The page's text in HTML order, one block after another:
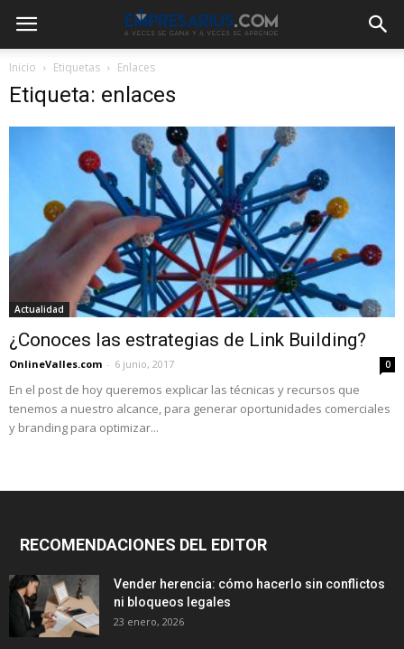
Inicio Etiquetas Enlaces
Etiqueta: enlaces
Actualidad
¿Conoces las estrategias de Link Building?
OnlineValles.com - 6 junio, 2017 0
En el post de hoy queremos explicar las técnicas y recursos que
tenemos a nuestro alcance, para generar oportunidades comerciales
y branding para optimizar...
RECOMENDACIONES DEL EDITOR
Vender herencia: cómo hacerlo sin conflictos
ni bloqueos legales
23 enero, 2026